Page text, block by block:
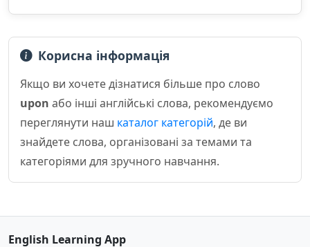
Корисна інформація
Якщо ви хочете дізнатися більше про слово
upon або інші англійські слова, рекомендуємо
переглянути наш каталог категорій, де ви
знайдете слова, організовані за темами та
категоріями для зручного навчання.
English Learning App